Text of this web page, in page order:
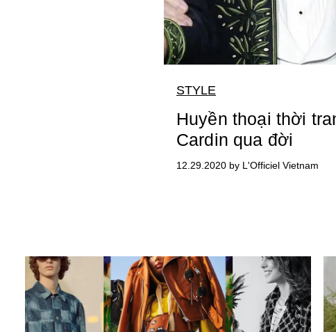
STYLE
Huyền thoại thời
Cardin qua đời
12.29.2020 by L'Officiel Vietnam